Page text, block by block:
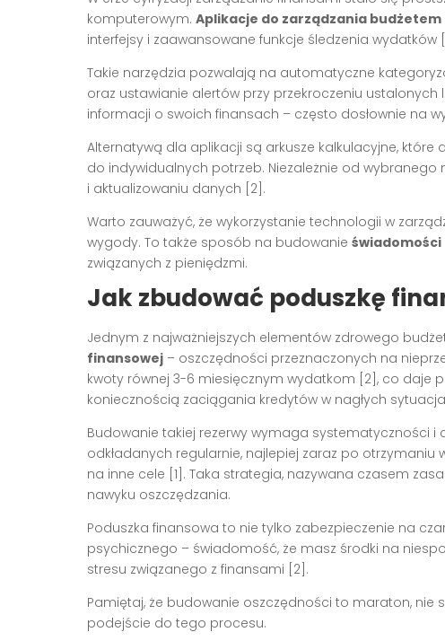
komputerowym. Aplikacje do zarządzania budżetem
interfejsy i zaawansowane funkcje śledzenia wydatków
Takie narzędzia pozwalają na automatyczne
oraz ustawianie alertów przy przekroczeniu
informacji o swoich finansach – często dosłownie na
Alternatywą dla aplikacji są arkusze kalkulacyjne,
do indywidualnych potrzeb. Niezależnie od
i aktualizowaniu danych [2].
Warto zauważyć, że wykorzystanie technologii w
wygody. To także sposób na budowanie
związanych z pieniędzmi.
Jak zbudować poduszkę
Jednym z najważniejszych elementów zdrowego
finansowej – oszczędności przeznaczonych na
kwoty równej 3-6 miesięcznym wydatkom [2], co daje
koniecznością zaciągania kredytów w nagłych
Budowanie takiej rezerwy wymaga systematyczności i
odkładanych regularnie, najlepiej zaraz po
na inne cele [1]. Taka strategia, nazywana czasem
nawyku oszczędzania.
Poduszka finansowa to nie tylko zabezpieczenie na
psychicznego – świadomość, że masz środki na
stresu związanego z finansami [2].
Pamiętaj, że budowanie oszczędności to maraton, nie
podejście do tego procesu.